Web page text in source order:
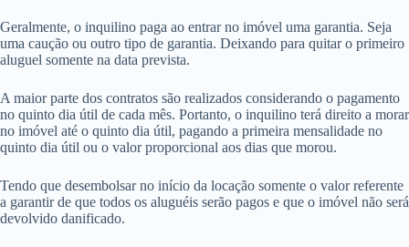
Geralmente, o inquilino paga ao entrar no imóvel uma garantia. Seja
uma caução ou outro tipo de garantia. Deixando para quitar o primeiro
aluguel somente na data prevista.
A maior parte dos contratos são realizados considerando o pagamento
no quinto dia útil de cada mês. Portanto, o inquilino terá direito a morar
no imóvel até o quinto dia útil, pagando a primeira mensalidade no
quinto dia útil ou o valor proporcional aos dias que morou.
Tendo que desembolsar no início da locação somente o valor referente
a garantir de que todos os aluguéis serão pagos e que o imóvel não será
devolvido danificado.